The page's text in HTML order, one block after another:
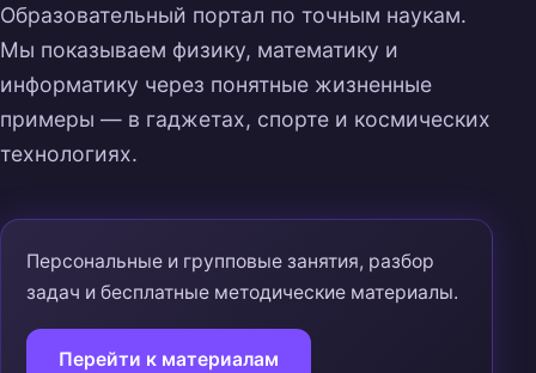
Образовательный портал по точным наукам.
Мы показываем физику, математику и
информатику через понятные жизненные
примеры — в гаджетах, спорте и космических
технологиях.
Персональные и групповые занятия, разбор
задач и бесплатные методические материалы.
Перейти к материалам